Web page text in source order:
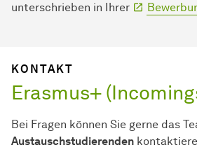
unterschrieben in Ihrer
KONTAKT
Erasmus+
Bei Fragen können Sie gerne das
Austauschstudierenden